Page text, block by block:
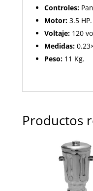
Controles:
Motor:3.5 HP.
Voltaje:120
Medidas:
Peso:11 Kg.
Productos